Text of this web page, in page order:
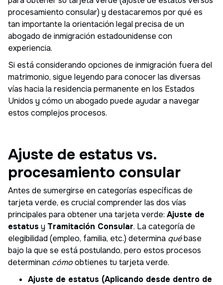
procesamiento consular) y destacaremos por qué es
tan importante la orientación legal precisa de un
abogado de inmigración estadounidense con
experiencia.
Si está considerando opciones de inmigración fuera del
matrimonio, sigue leyendo para conocer las diversas
vías hacia la residencia permanente en los Estados
Unidos y cómo un abogado puede ayudar a navegar
estos complejos procesos.
Ajuste de estatus vs.
procesamiento consular
Antes de sumergirse en categorías específicas de
tarjeta verde, es crucial comprender las dos vías
principales para obtener una tarjeta verde: Ajuste de
estatus y Tramitación Consular. La categoría de
elegibilidad (empleo, familia, etc.) determina québase
bajo la que se está postulando, pero estos procesos
determinan cómoobtienes tu tarjeta verde.
Ajuste de estatus (Aplicando desde dentro de